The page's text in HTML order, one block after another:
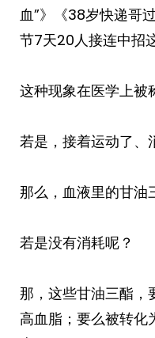
血”》《38岁快递哥
节7天20人接连中招
这种现象在医学上被
若是，接着运动了、
那么，血液里的甘油
若是没有消耗呢？
那，这些甘油三酯，
高血脂；要么被转化